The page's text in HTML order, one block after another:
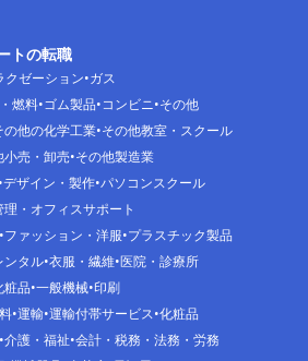
トの転職
クゼーション ガス
燃料 ゴム製品 コンビニ その他
の他の化学工業 その他教室・スクール
小売・卸売 その他製造業
デザイン・製作 パソコンスクール
理・オフィスサポート
ファッション・洋服 プラスチック製品
ンタル 衣服・繊維 医院・診療所
粧品 一般機械 印刷
運輸 運輸付帯サービス 化粧品
介護・福祉 会計・税務・法務・労務